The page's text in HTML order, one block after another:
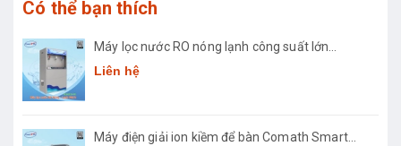
Có thể bạn thích
Máy lọc nước RO nóng lạnh công suất lớn
Comath CM2681-50
Liên hệ
Máy điện giải ion kiềm để bàn Comath Smart